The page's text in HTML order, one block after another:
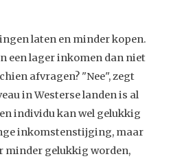
laten en minder kopen.
een lager inkomen dan niet
afvragen? "Nee", zegt
in Westerse landen is al
individu kan wel gelukkig
inkomstenstijging, maar
minder gelukkig worden,